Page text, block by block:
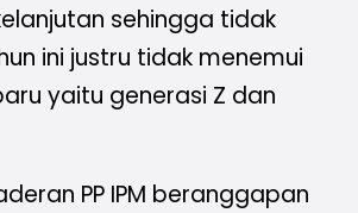
sehingga tidak
ini justru tidak menemui
yaitu generasi Z dan
PP IPM beranggapan